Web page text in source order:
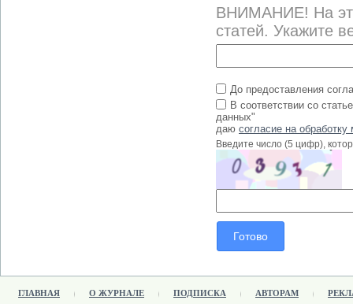
ВНИМАНИЕ! На
статей. Укажите
До предоставления
В соответствии со
данных"
даю согласие на
Введите число (5 цифр),
ГЛАВНАЯ О ЖУРНАЛЕ ПОДПИСКА АВТОРАМ